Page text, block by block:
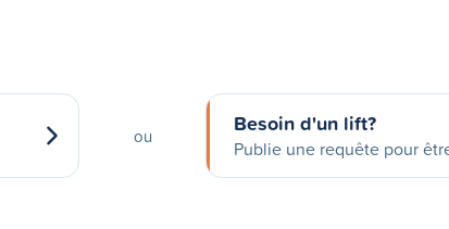
ou Besoin d'un lift?
Publie une requête pour